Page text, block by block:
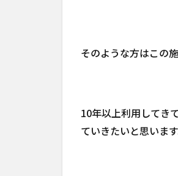
そのような方はこの
10年以上利用してき
ていきたいと思います